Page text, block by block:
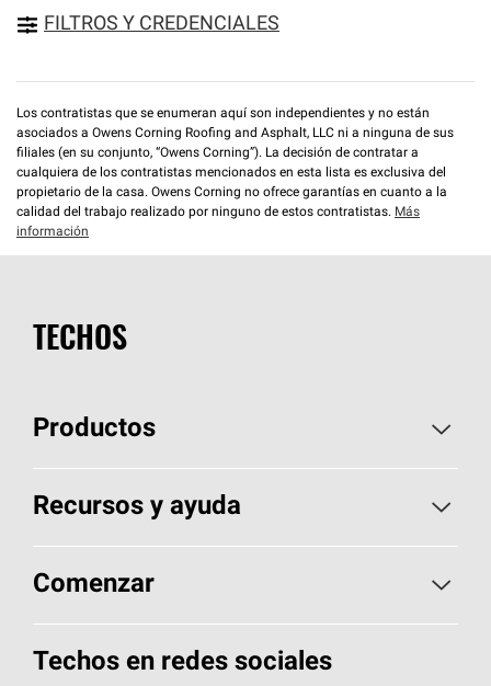
FILTROS Y CREDENCIALES
Los contratistas que se enumeran aquí son independientes y no están
asociados a Owens Corning Roofing and Asphalt, LLC ni a ninguna de sus
filiales (en su conjunto, “Owens Corning”). La decisión de contratar a
cualquiera de los contratistas mencionados en esta lista es exclusiva del
propietario de la casa. Owens Corning no ofrece garantías en cuanto a la
calidad del trabajo realizado por ninguno de estos contratistas. Más
información
TECHOS
Productos
Elija sus tejas
Encuentre un contratista
Componentes para techos
Recursos y ayuda
Aspectos básicos sobre techos
Herramientas de diseño y color
Comenzar
Llame al 1-800-GET-PINK®
Techos en redes sociales